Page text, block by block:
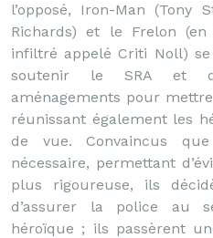
l’opposé, Iron-Man (Tony
Richards) et le Frelon
infiltré appelé Criti Noll)
soutenir le SRA et
aménagements pour
réunissant également les
de vue. Convaincus
nécessaire, permettant
plus rigoureuse, ils
d’assurer la police au
héroïque ; ils passèrent